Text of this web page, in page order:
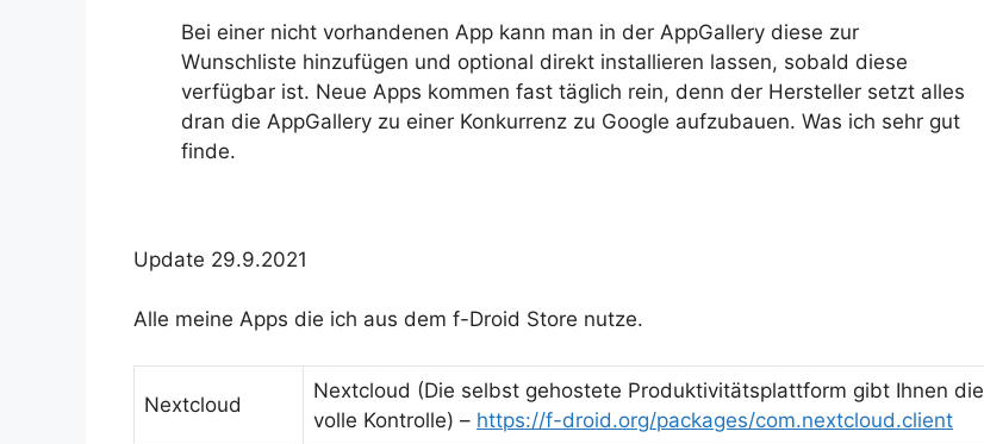
Bei einer nicht vorhandenen App kann man in der AppGallery diese zur
Wunschliste hinzufügen und optional direkt installieren lassen, sobald diese
verfügbar ist. Neue Apps kommen fast täglich rein, denn der Hersteller setzt alles
dran die AppGallery zu einer Konkurrenz zu Google aufzubauen. Was ich sehr gut
finde.
Update 29.9.2021
Alle meine Apps die ich aus dem f-Droid Store nutze.
Nextcloud
Nextcloud (Die selbst gehostete Produktivitätsplattform gibt Ihnen die
volle Kontrolle) – https://f-droid.org/packages/com.nextcloud.client